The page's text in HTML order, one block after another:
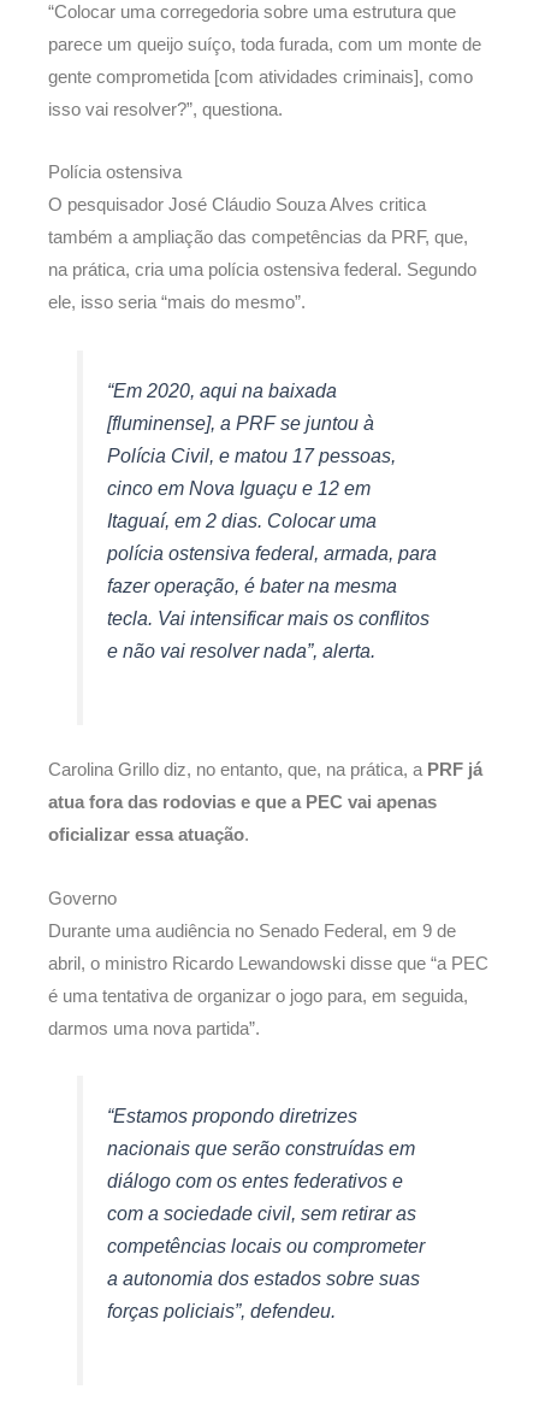
“Colocar uma corregedoria sobre uma estrutura que
parece um queijo suíço, toda furada, com um monte de
gente comprometida [com atividades criminais], como
isso vai resolver?”, questiona.
Polícia ostensiva
O pesquisador José Cláudio Souza Alves critica
também a ampliação das competências da PRF, que,
na prática, cria uma polícia ostensiva federal. Segundo
ele, isso seria “mais do mesmo”.
“Em 2020, aqui na baixada
[fluminense], a PRF se juntou à
Polícia Civil, e matou 17 pessoas,
cinco em Nova Iguaçu e 12 em
Itaguaí, em 2 dias. Colocar uma
polícia ostensiva federal, armada, para
fazer operação, é bater na mesma
tecla. Vai intensificar mais os conflitos
e não vai resolver nada”, alerta.
Carolina Grillo diz, no entanto, que, na prática, a PRF já
atua fora das rodovias e que a PEC vai apenas
oficializar essa atuação.
Governo
Durante uma audiência no Senado Federal, em 9 de
abril, o ministro Ricardo Lewandowski disse que “a PEC
é uma tentativa de organizar o jogo para, em seguida,
darmos uma nova partida”.
“Estamos propondo diretrizes
nacionais que serão construídas em
diálogo com os entes federativos e
com a sociedade civil, sem retirar as
competências locais ou comprometer
a autonomia dos estados sobre suas
forças policiais”, defendeu.